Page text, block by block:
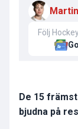
Följ
De 15
bjudna på